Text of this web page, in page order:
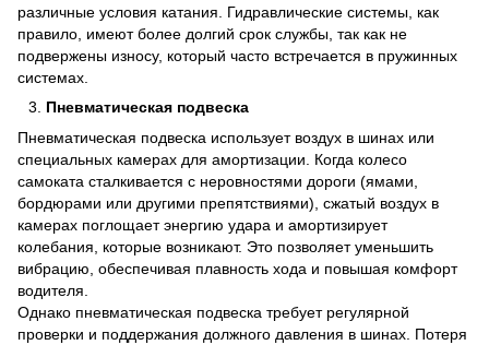
различные условия катания. Гидравлические системы, как
правило, имеют более долгий срок службы, так как не
подвержены износу, который часто встречается в пружинных
системах.
Пневматическая подвеска
Пневматическая подвеска использует воздух в шинах или
специальных камерах для амортизации. Когда колесо
самоката сталкивается с неровностями дороги (ямами,
бордюрами или другими препятствиями), сжатый воздух в
камерах поглощает энергию удара и амортизирует
колебания, которые возникают. Это позволяет уменьшить
вибрацию, обеспечивая плавность хода и повышая комфорт
водителя.
Однако пневматическая подвеска требует регулярной
проверки и поддержания должного давления в шинах. Потеря